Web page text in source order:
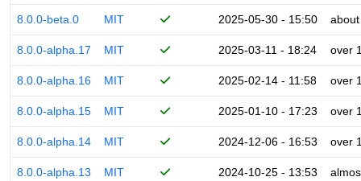
8.0.0-beta.0 MIT 2025-05-30 - 15:50
8.0.0-alpha.17 MIT 2025-03-11 - 18:24 over
8.0.0-alpha.16 MIT 2025-02-14 - 11:58 over
8.0.0-alpha.15 MIT 2025-01-10 - 17:23 over
8.0.0-alpha.14 MIT 2024-12-06 - 16:53 over
8.0.0-alpha.13 MIT 2024-10-25 - 13:53